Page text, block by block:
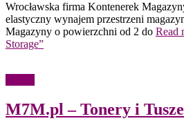
Wrocławska firma Kontenerek
elastyczny wynajem przestrzeni
Magazyny o powierzchni od 2 do Read
Storage”
M7M.pl – Tonery i